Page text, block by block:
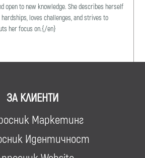
open to new knowledge. She describes herself
loves challenges, and strives to
her focus on.{/en}
ЗА КЛИЕНТИ
Маркетинг
Идентичност